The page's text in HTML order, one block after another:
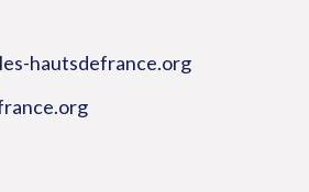
hautsdefrance.org